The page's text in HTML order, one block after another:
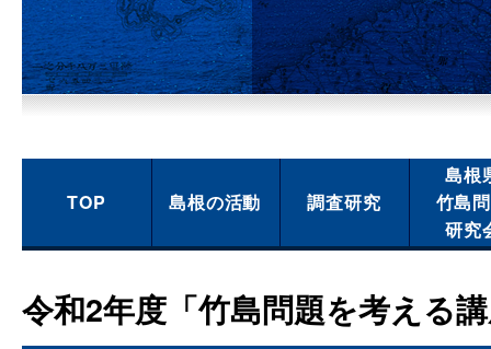
TOP 島根の活動 調査研究
島根
竹島
研究
令和2年度「竹島問題を考える